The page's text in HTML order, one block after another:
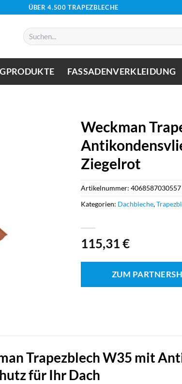
ÜBER 4.500 TRAPEZBLECHE
Suchen
nach:
FASSADENVERKLEIDUNG
Weckman
Ziegelrot
115,31€
ZUM
Artikelnummer: 4068587030557
Kategorien: Dachbleche,
Trapezblech W35 mit
für Ihr Dach